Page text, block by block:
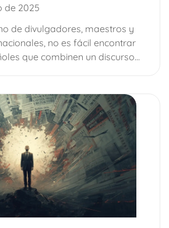
de 2025
de divulgadores, maestros y
no es fácil encontrar
que combinen un discurso...